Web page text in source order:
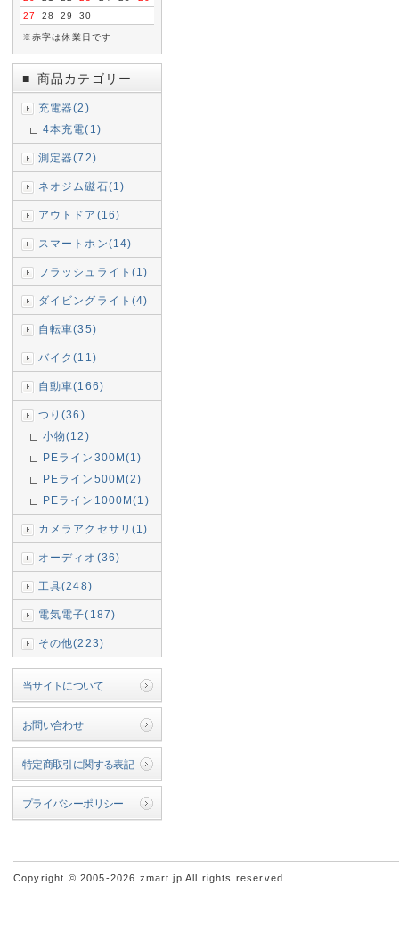
27
28 29 30
※赤字は休業日です
■ 商品カテゴリー
充電器(2)
4本充電(1)
測定器(72)
ネオジム磁石(1)
アウトドア(16)
スマートホン(14)
フラッシュライト(1)
ダイビングライト(4)
自転車(35)
バイク(11)
自動車(166)
つり(36)
小物(12)
PEライン300M(1)
PEライン500M(2)
PEライン1000M(1)
カメラアクセサリ(1)
オーディオ(36)
工具(248)
電気電子(187)
その他(223)
当サイトについて
お問い合わせ
特定商取引に関する表記
プライバシーポリシー
Copyright © 2005-2026 zmart.jp All rights reserved.